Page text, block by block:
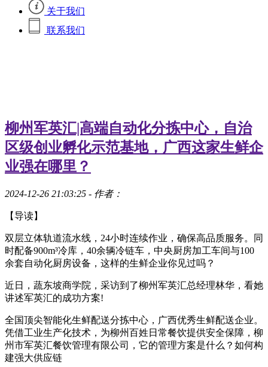
关于我们
联系我们
柳州军英汇|高端自动化分拣中心，自治
区级创业孵化示范基地，广西这家生鲜企
业强在哪里？
2024-12-26 21:03:25 - 作者：
【导读】
双层立体轨道流水线，24小时连续作业，确保高品质服务。同
时配备900m³冷库，40余辆冷链车，中央厨房加工车间与100
余套自动化厨房设备，这样的生鲜企业你见过吗？
近日，蔬东坡商学院，采访到了柳州军英汇总经理林华，看她
讲述军英汇的成功方案!
全国顶尖智能化生鲜配送分拣中心，广西优秀生鲜配送企业。
凭借工业生产化技术，为柳州百姓日常餐饮提供安全保障，柳
州市军英汇餐饮管理有限公司，它的管理方案是什么？如何构
建强大供应链